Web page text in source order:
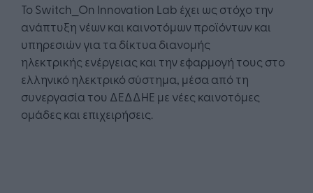
Το Switch_On Innovation Lab έχει ως στόχο την
ανάπτυξη νέων και καινοτόμων προϊόντων και
υπηρεσιών για τα δίκτυα διανομής
ηλεκτρικής ενέργειας και την εφαρμογή τους στο
ελληνικό ηλεκτρικό σύστημα, μέσα από τη
συνεργασία του ΔΕΔΔΗΕ με νέες καινοτόμες
ομάδες και επιχειρήσεις.